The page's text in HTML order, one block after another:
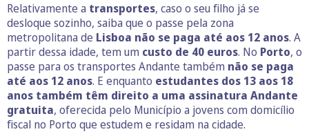
Relativamente a transportes, caso o seu filho já se
desloque sozinho, saiba que o passe pela zona
metropolitana de Lisboa não se paga até aos 12 anos. A
partir dessa idade, tem um custo de 40 euros. No Porto, o
passe para os transportes Andante também não se paga
até aos 12 anos. E enquanto estudantes dos 13 aos 18
anos também têm direito a uma assinatura Andante
gratuita, oferecida pelo Município a jovens com domicílio
fiscal no Porto que estudem e residam na cidade.